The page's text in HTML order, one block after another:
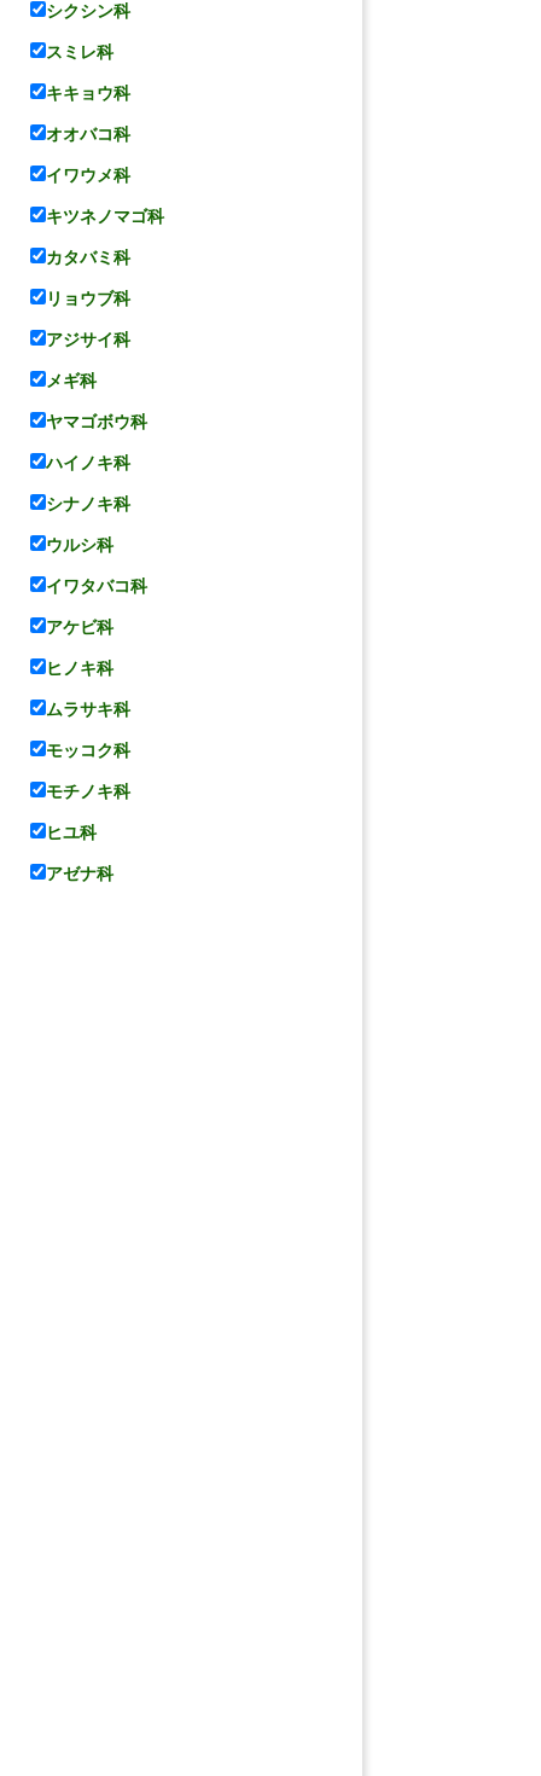
シクシン科
スミレ科
キキョウ科
オオバコ科
イワウメ科
キツネノマゴ科
カタバミ科
リョウブ科
アジサイ科
メギ科
ヤマゴボウ科
ハイノキ科
シナノキ科
ウルシ科
イワタバコ科
アケビ科
ヒノキ科
ムラサキ科
モッコク科
モチノキ科
ヒユ科
アゼナ科